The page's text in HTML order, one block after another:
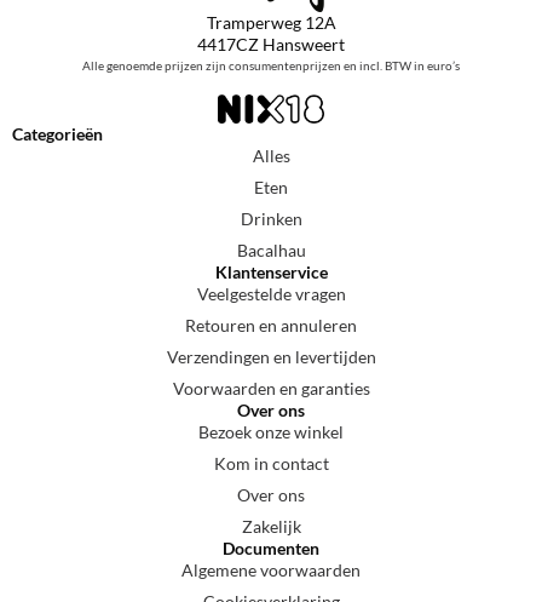
Tramperweg 12A
4417CZ Hansweert
Alle genoemde prijzen zijn consumentenprijzen en incl. BTW in euro’s
Categorieën
Alles
Eten
Drinken
Bacalhau
Klantenservice
Veelgestelde vragen
Retouren en annuleren
Verzendingen en levertijden
Voorwaarden en garanties
Over ons
Bezoek onze winkel
Kom in contact
Over ons
Zakelijk
Documenten
Algemene voorwaarden